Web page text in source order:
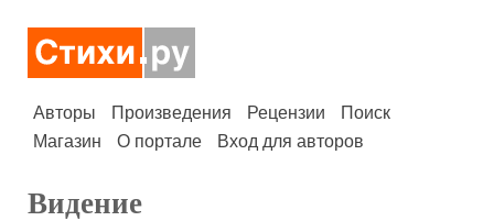
Авторы Произведения Рецензии
Поиск
Магазин
О портале Вход для авторов
Видение